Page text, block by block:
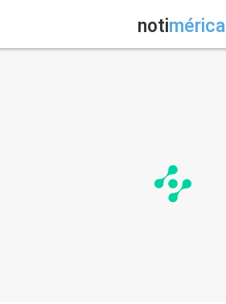
notimérica